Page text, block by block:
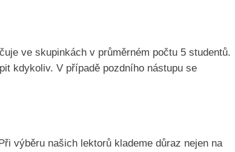
ve skupinkách v průměrném počtu 5 studentů.
kdykoliv. V případě pozdního nástupu se
výběru našich lektorů klademe důraz nejen na